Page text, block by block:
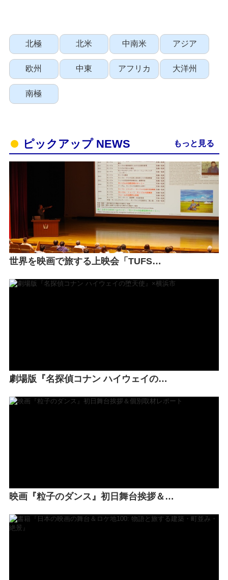
北極 北米 中南米 アジア
欧州 中東 アフリカ 大洋州
南極
ピックアップ NEWS もっと見る
世界を映画で旅する上映会「TUFS…
劇場版『名探偵コナン ハイウェイの…
映画『粒子のダンス』初日舞台挨拶＆…